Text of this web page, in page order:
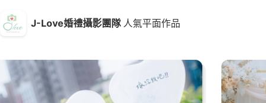
J-Love婚禮攝影團隊 人氣平面作品